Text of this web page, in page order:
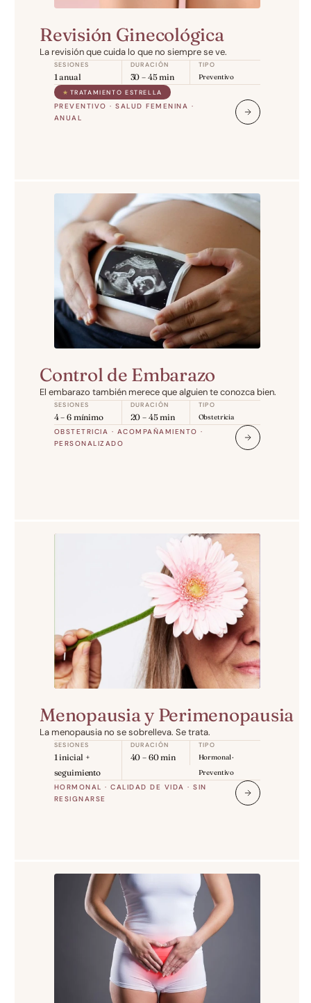
Revisión Ginecológica
La revisión que cuida lo que no siempre se ve.
SESIONES
1 anual
DURACIÓN
30 – 45 min
TIPO
Preventivo
★ TRATAMIENTO ESTRELLA
PREVENTIVO · SALUD FEMENINA ·
ANUAL
Control de Embarazo
El embarazo también merece que alguien te conozca bien.
SESIONES
4 – 6 mínimo
DURACIÓN
20 – 45 min
TIPO
Obstetricia
OBSTETRICIA · ACOMPAÑAMIENTO ·
PERSONALIZADO
Menopausia y Perimenopausia
La menopausia no se sobrelleva. Se trata.
SESIONES
1 inicial +
seguimiento
DURACIÓN
40 – 60 min
TIPO
Hormonal ·
Preventivo
HORMONAL · CALIDAD DE VIDA · SIN
RESIGNARSE